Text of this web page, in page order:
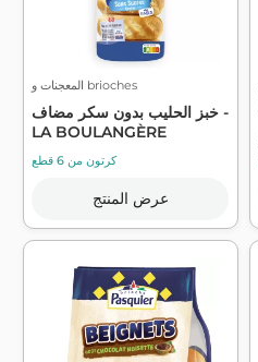
المعجنات و brioches
خبز الحليب بدون سكر مضاف -
LA BOULANGÈRE
كرتون من 6 قطع
عرض المنتج